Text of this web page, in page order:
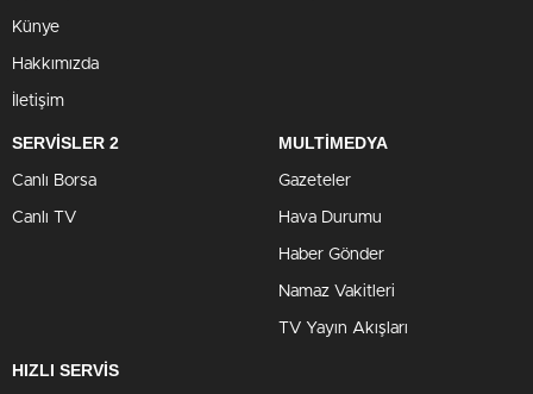
Künye
Hakkımızda
İletişim
SERVİSLER 2
Canlı Borsa
Canlı TV
MULTİMEDYA
Gazeteler
Hava Durumu
Haber Gönder
Namaz Vakitleri
TV Yayın Akışları
HIZLI SERVİS